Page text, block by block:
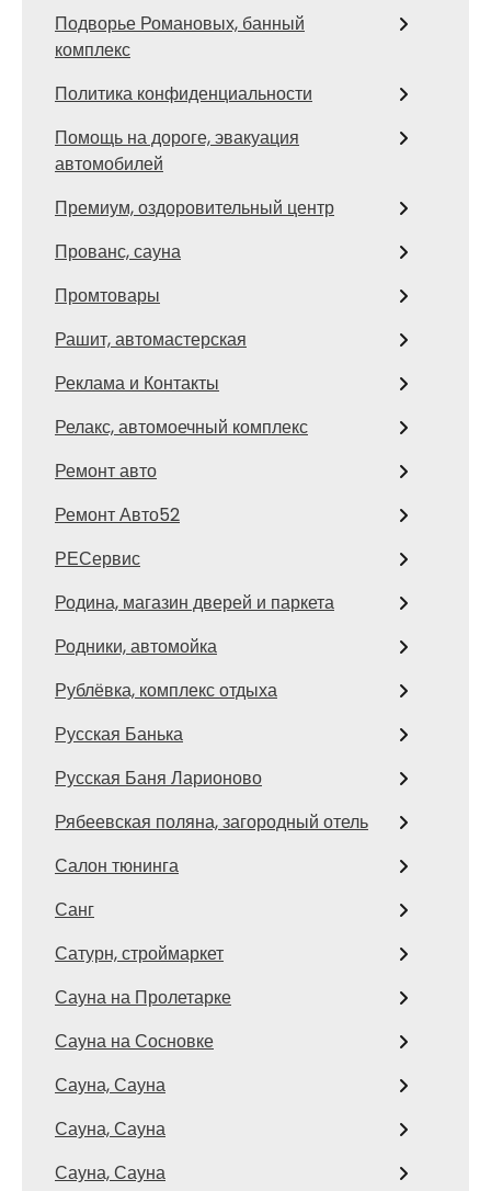
Подворье Романовых, банный
комплекс
Политика конфиденциальности
Помощь на дороге, эвакуация
автомобилей
Премиум, оздоровительный центр
Прованс, сауна
Промтовары
Рашит, автомастерская
Реклама и Контакты
Релакс, автомоечный комплекс
Ремонт авто
Ремонт Авто52
РЕСервис
Родина, магазин дверей и паркета
Родники, автомойка
Рублёвка, комплекс отдыха
Русская Банька
Русская Баня Ларионово
Рябеевская поляна, загородный отель
Салон тюнинга
Санг
Сатурн, строймаркет
Сауна на Пролетарке
Сауна на Сосновке
Сауна, Сауна
Сауна, Сауна
Сауна, Сауна